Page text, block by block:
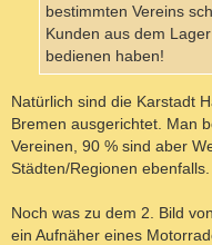
bestimmten Vereins
Kunden aus dem
bedienen haben!
Natürlich sind die Karstadt
Bremen ausgerichtet. Man
Vereinen, 90 % sind aber
Städten/Regionen ebenfalls.
Noch was zu dem 2. Bild
ein Aufnäher eines